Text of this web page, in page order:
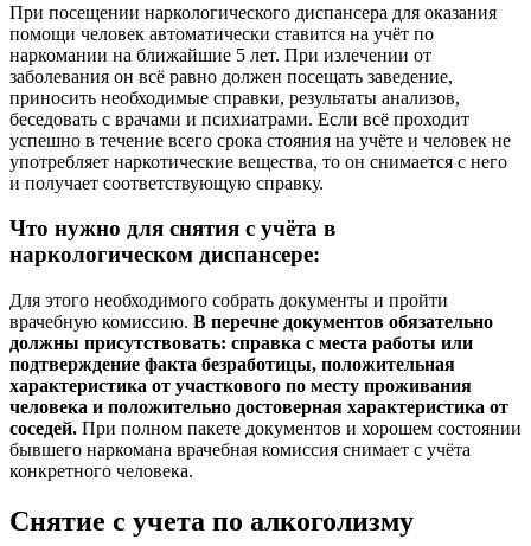
При посещении наркологического диспансера для оказания
помощи человек автоматически ставится на учёт по
наркомании на ближайшие 5 лет. При излечении от
заболевания он всё равно должен посещать заведение,
приносить необходимые справки, результаты анализов,
беседовать с врачами и психиатрами. Если всё проходит
успешно в течение всего срока стояния на учёте и человек не
употребляет наркотические вещества, то он снимается с него
и получает соответствующую справку.
Что нужно для снятия с учёта в
наркологическом диспансере:
Для этого необходимого собрать документы и пройти
врачебную комиссию. В перечне документов обязательно
должны присутствовать: справка с места работы или
подтверждение факта безработицы, положительная
характеристика от участкового по месту проживания
человека и положительно достоверная характеристика от
соседей. При полном пакете документов и хорошем состоянии
бывшего наркомана врачебная комиссия снимает с учёта
конкретного человека.
Снятие с учета по алкоголизму